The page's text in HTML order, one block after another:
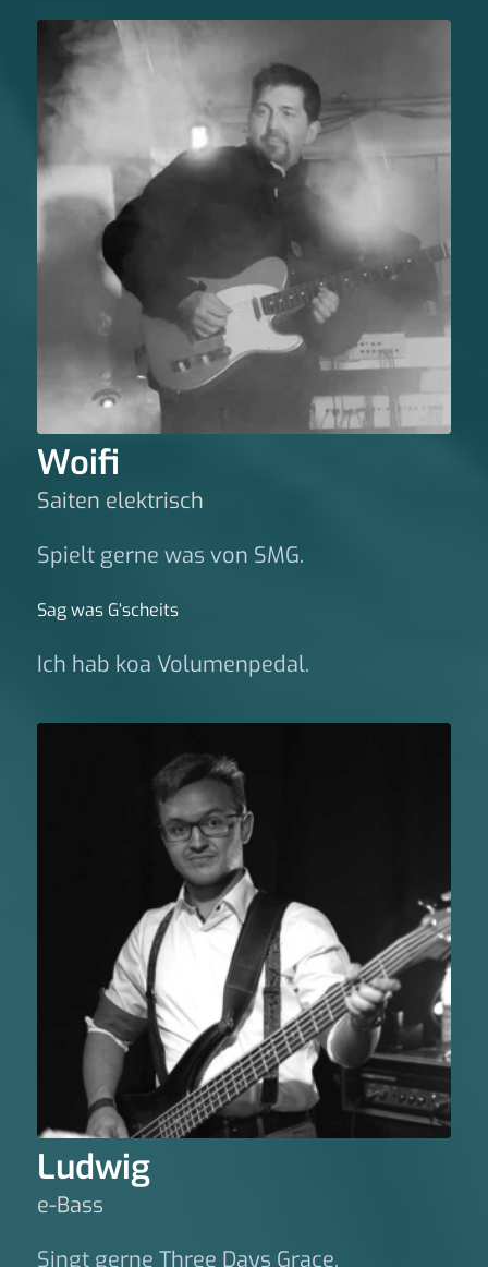
Woifi
Saiten elektrisch
Spielt gerne was von SMG.
Sag was G‘scheits
Ich hab koa Volumenpedal.
Ludwig
e-Bass
Singt gerne Three Days Grace.